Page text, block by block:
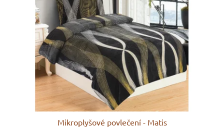
Mikroplyšové povlečení - Matis